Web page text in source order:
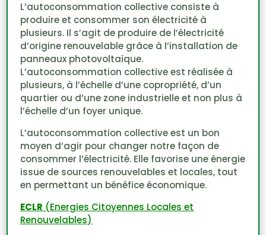
L’autoconsommation collective consiste à
produire et consommer son électricité à
plusieurs. Il s’agit de produire de l’électricité
d’origine renouvelable grâce à l’installation de
panneaux photovoltaïque.
L’autoconsommation collective est réalisée à
plusieurs, à l’échelle d’une copropriété, d’un
quartier ou d’une zone industrielle et non plus à
l’échelle d’un foyer unique.
L’autoconsommation collective est un bon
moyen d’agir pour changer notre façon de
consommer l’électricité. Elle favorise une énergie
issue de sources renouvelables et locales, tout
en permettant un bénéfice économique.
ECLR (Energies Citoyennes Locales et
Renouvelables)